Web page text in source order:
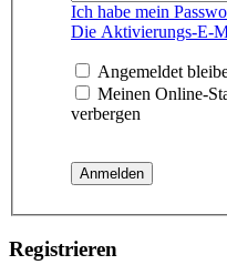
Ich habe mein
Die Aktivierungs-E-
Angemeldet
Meinen Online-
verbergen
Registrieren